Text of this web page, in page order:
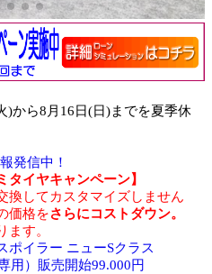
から8月16日(日)までを夏季休
発信中！
イヤキャンペーン】
換してカスタマイズしません
価格をさらにコストダウン。
ます。
イラー ニューSクラス
用）販売開始99.000円